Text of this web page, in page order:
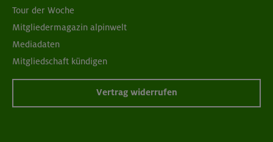
Tour der Woche
Mitgliedermagazin alpinwelt
Mediadaten
Mitgliedschaft kündigen
Vertrag widerrufen